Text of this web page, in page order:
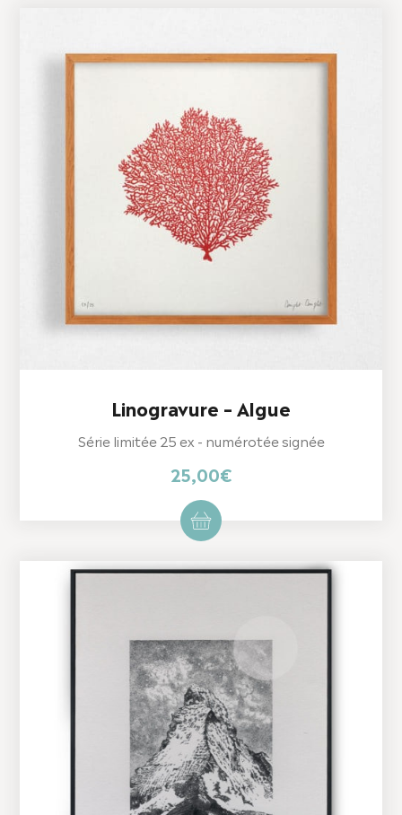
Linogravure – Algue
Série limitée 25 ex - numérotée signée
25,00€